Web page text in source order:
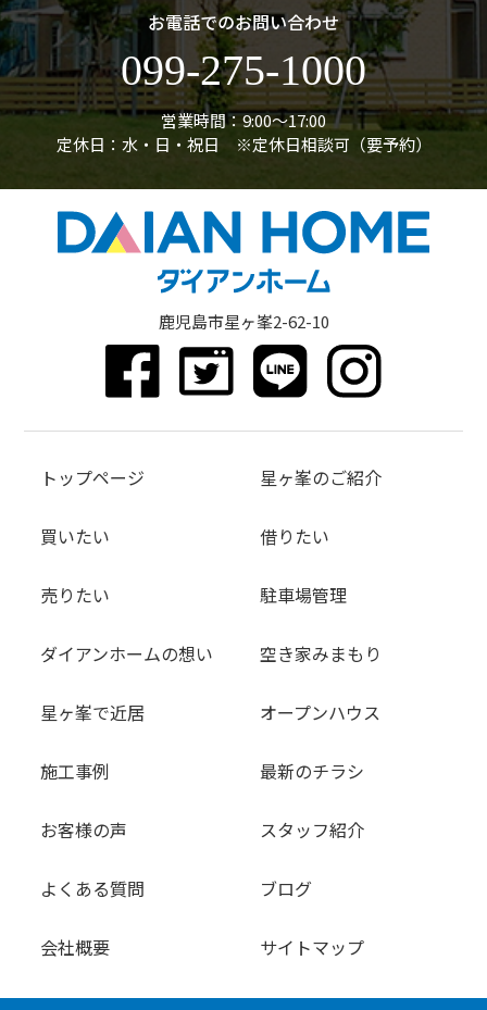
お電話でのお問い合わせ
099-275-1000
営業時間：9:00〜17:00
定休日：水・日・祝日 ※定休日相談可（要予約）
鹿児島市星ヶ峯2-62-10
トップページ 星ヶ峯のご紹介
買いたい 借りたい
売りたい 駐車場管理
ダイアンホームの想い 空き家みまもり
星ヶ峯で近居 オープンハウス
施工事例 最新のチラシ
お客様の声 スタッフ紹介
よくある質問 ブログ
会社概要 サイトマップ